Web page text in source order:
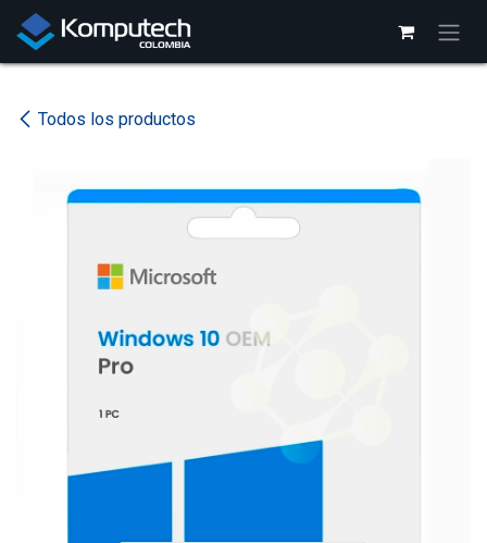
Ir al contenido
Todos los productos